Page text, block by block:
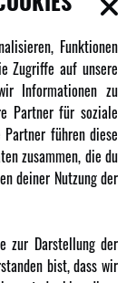
Funktionen
Zugriffe auf unsere
Informationen zu
Partner für soziale
Partner führen diese
zusammen, die du
deiner Nutzung der
zur Darstellung der
bist, dass wir